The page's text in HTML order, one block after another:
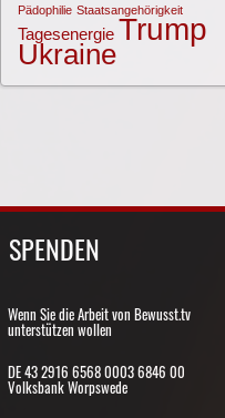
Pädophilie Staatsangehörigkeit
Tagesenergie Trump
Ukraine
SPENDEN
Wenn Sie die Arbeit von Bewusst.tv
unterstützen wollen
DE 43 2916 6568 0003 6846 00
Volksbank Worpswede